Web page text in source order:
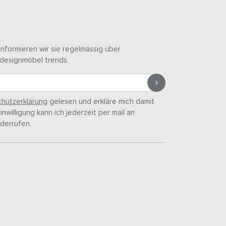
wir sie regelmässig über
trends.
gelesen und erkläre mich damit
kann ich jederzeit per mail an